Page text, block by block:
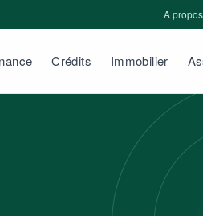
À propos
Crédits Immobilier